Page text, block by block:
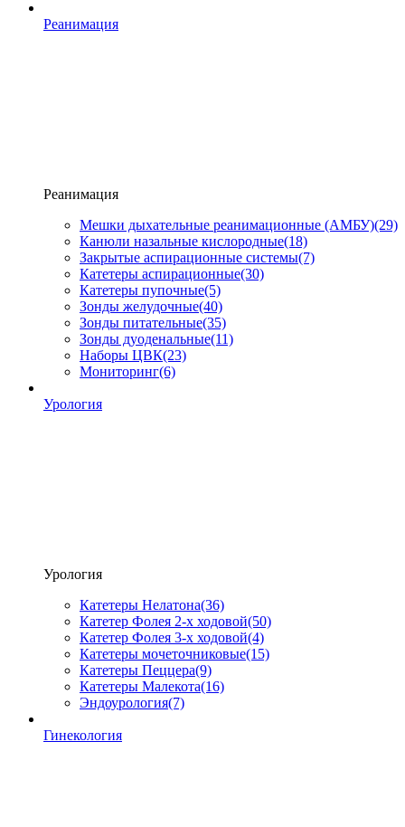
Реанимация
Реанимация
Мешки дыхательные реанимационные (АМБУ)(29)
Канюли назальные кислородные(18)
Закрытые аспирационные системы(7)
Катетеры аспирационные(30)
Катетеры пупочные(5)
Зонды желудочные(40)
Зонды питательные(35)
Зонды дуоденальные(11)
Наборы ЦВК(23)
Мониторинг(6)
Урология
Урология
Катетеры Нелатона(36)
Катетер Фолея 2-х ходовой(50)
Катетер Фолея 3-х ходовой(4)
Катетеры мочеточниковые(15)
Катетеры Пеццера(9)
Катетеры Малекота(16)
Эндоурология(7)
Гинекология